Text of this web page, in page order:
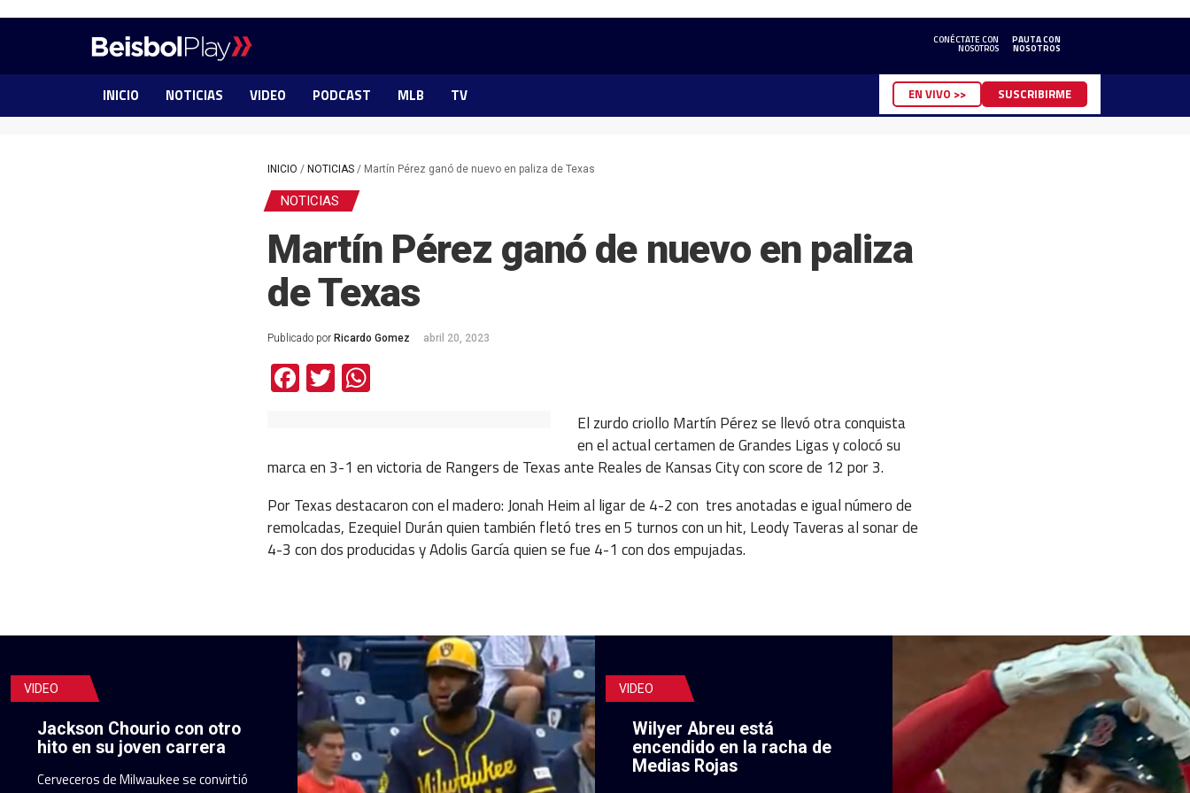
CONÉCTATE CON
NOSOTROS
PAUTA CON
NOSOTROS
INICIO NOTICIAS VIDEO PODCAST MLB TV EN VIVO >> SUSCRIBIRME
INICIO / NOTICIAS / Martín Pérez ganó de nuevo en paliza de Texas
NOTICIAS
Martín Pérez ganó de nuevo en paliza
de Texas
Publicado por Ricardo Gomez abril 20, 2023
Facebook
Twitter
El zurdo criollo Martín Pérez se llevó otra conquista
en el actual certamen de Grandes Ligas y colocó su
marca en 3-1 en victoria de Rangers de Texas ante Reales de Kansas City con score de 12 por 3.
Por Texas destacaron con el madero: Jonah Heim al ligar de 4-2 con tres anotadas e igual número de
remolcadas, Ezequiel Durán quien también fletó tres en 5 turnos con un hit, Leody Taveras al sonar de
4-3 con dos producidas y Adolis García quien se fue 4-1 con dos empujadas.
VIDEO
Jackson Chourio con otro
hito en su joven carrera
Cerveceros de Milwaukee se convirtió
VIDEO
Wilyer Abreu está
encendido en la racha de
Medias Rojas